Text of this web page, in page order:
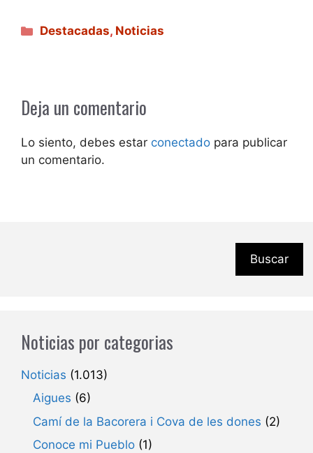
Categorías
Destacadas, Noticias
Deja un comentario
Lo siento, debes estar conectado para publicar
un comentario.
Buscar
Noticias por categorias
Noticias (1.013)
Aigues (6)
Camí de la Bacorera i Cova de les dones (2)
Conoce mi Pueblo (1)